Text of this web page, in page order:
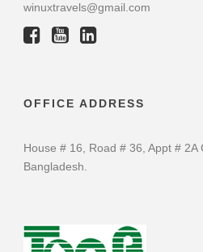
winuxtravels@gmail.com
OFFICE ADDRESS
House # 16, Road # 36, Appt #
Bangladesh.